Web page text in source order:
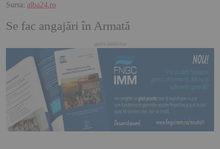
Sursa: alba24.ro
Se fac angajări în Armată